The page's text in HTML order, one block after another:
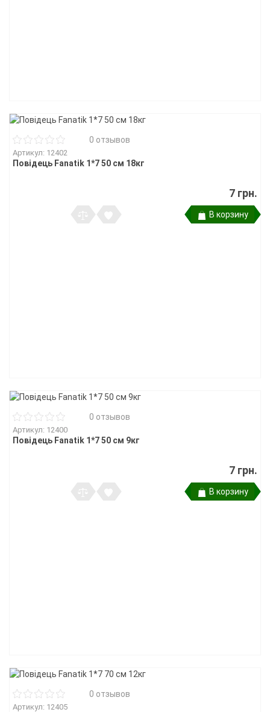
0 отзывов
Артикул: 12402
Повідець Fanatik 1*7 50 см 18кг
7 грн.
В корзину
0 отзывов
Артикул: 12400
Повідець Fanatik 1*7 50 см 9кг
7 грн.
В корзину
0 отзывов
Артикул: 12405